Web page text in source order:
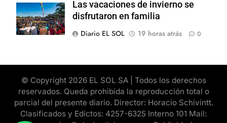
Las vacaciones de invierno se
disfrutaron en familia
Diario EL SOL
19 horas atrás 0
© Copyright 2026 EL SOL SA | Todos los derechos
reservados. Queda prohibida la reproducción total o
parcial del presente diario. Director: Horacio Schivintt.
Clasificados y Edictos: 4257-6325 Interno 101 Mail: